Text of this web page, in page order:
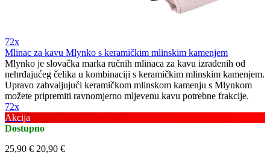
72x
Mlinac za kavu Mlynko s keramičkim mlinskim kamenjem
Mlynko je slovačka marka ručnih mlinaca za kavu izrađenih od
nehrđajućeg čelika u kombinaciji s keramičkim mlinskim kamenjem.
Upravo zahvaljujući keramičkom mlinskom kamenju s Mlynkom
možete pripremiti ravnomjerno mljevenu kavu potrebne frakcije.
72x
Akcija
Dostupno
25,90 € 20,90 €